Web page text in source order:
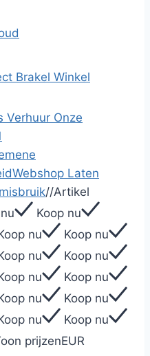
Brakel Winkel
Verhuur Onze
Webshop Laten
//Artikel
Koop nu
nu
Koop nu
nu
Koop nu
nu
Koop nu
nu
Koop nu
nu
Koop nu
prijzenEUR